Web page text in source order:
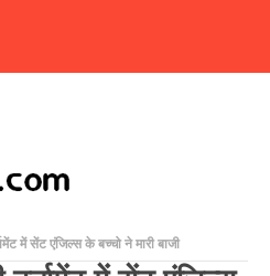
में सेंट एंजिल्स के बच्चो ने मारी बाजी